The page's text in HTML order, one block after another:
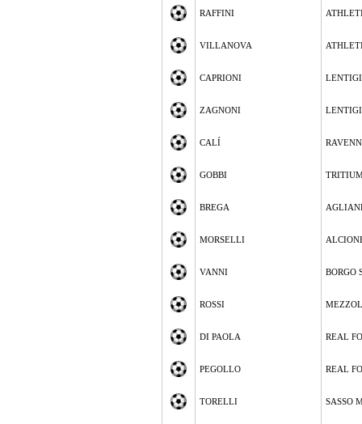
RAFFINI
VILLANOVA
CAPRIONI
ZAGNONI
CALÍ
GOBBI
BREGA
MORSELLI
VANNI BORGO
ROSSI
DI PAOLA REAL
PEGOLLO REAL
TORELLI SASSO